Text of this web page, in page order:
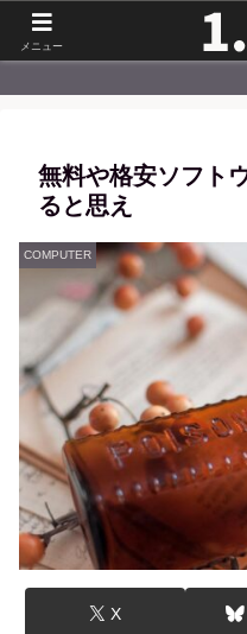
無料や格安ソフト
ると思え
COMPUTER
X
メニュー